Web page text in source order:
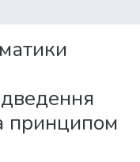
принципом